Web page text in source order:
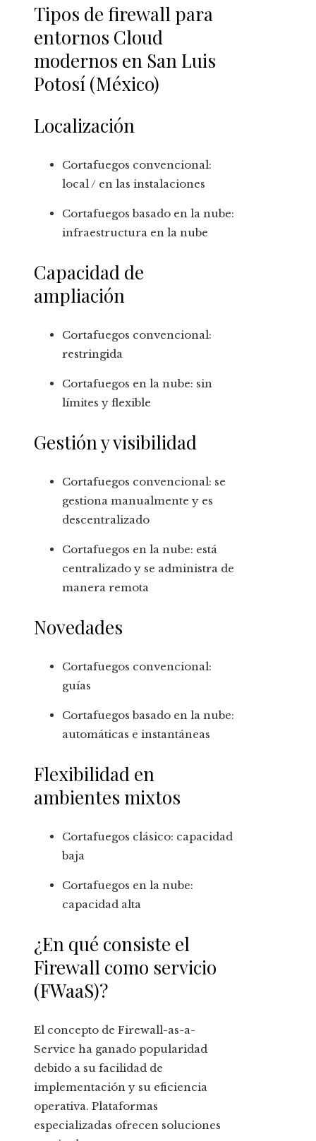
Tipos de firewall para
entornos Cloud
modernos en San Luis
Potosí (México)
Localización
Cortafuegos convencional:
local / en las instalaciones
Cortafuegos basado en la nube:
infraestructura en la nube
Capacidad de
ampliación
Cortafuegos convencional:
restringida
Cortafuegos en la nube: sin
límites y flexible
Gestión y visibilidad
Cortafuegos convencional: se
gestiona manualmente y es
descentralizado
Cortafuegos en la nube: está
centralizado y se administra de
manera remota
Novedades
Cortafuegos convencional:
guías
Cortafuegos basado en la nube:
automáticas e instantáneas
Flexibilidad en
ambientes mixtos
Cortafuegos clásico: capacidad
baja
Cortafuegos en la nube:
capacidad alta
¿En qué consiste el
Firewall como servicio
(FWaaS)?
El concepto de Firewall-as-a-
Service ha ganado popularidad
debido a su facilidad de
implementación y su eficiencia
operativa. Plataformas
especializadas ofrecen soluciones